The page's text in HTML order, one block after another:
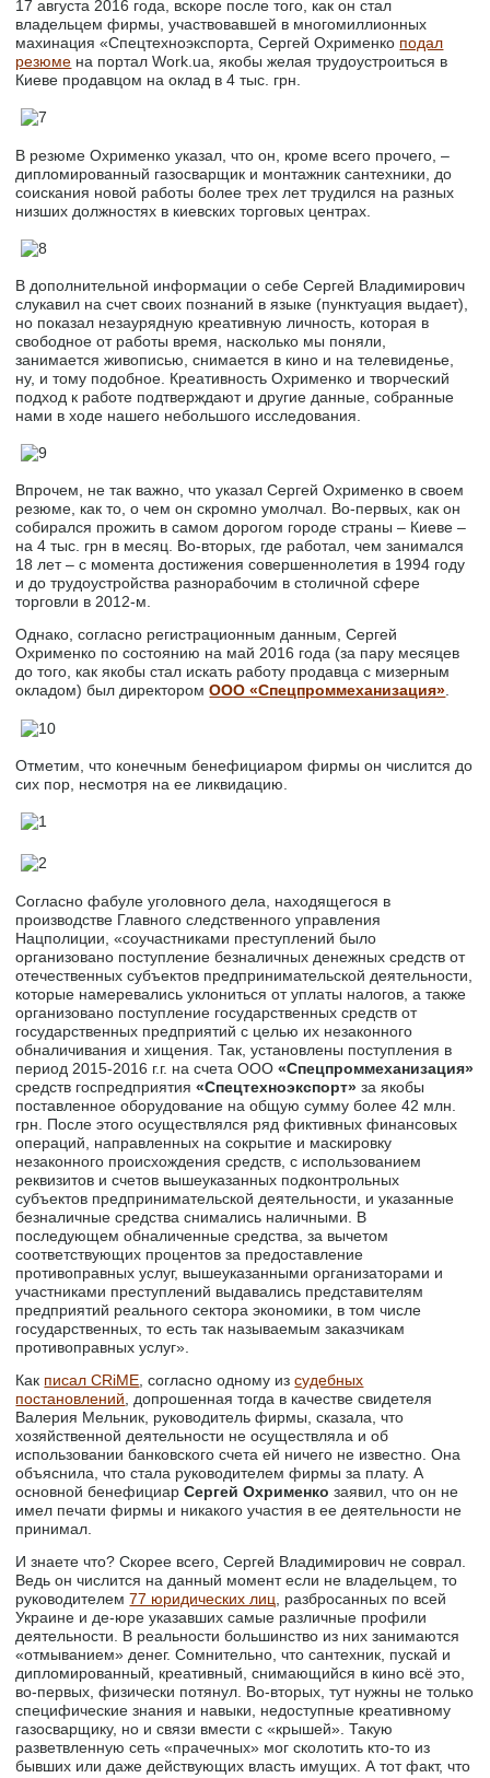
17 августа 2016 года, вскоре после того, как он стал
владельцем фирмы, участвовавшей в многомиллионных
махинация «Спецтехноэкспорта, Сергей Охрименко подал
резюме на портал Work.ua, якобы желая трудоустроиться в
Киеве продавцом на оклад в 4 тыс. грн.
В резюме Охрименко указал, что он, кроме всего прочего, –
дипломированный газосварщик и монтажник сантехники, до
соискания новой работы более трех лет трудился на разных
низших должностях в киевских торговых центрах.
В дополнительной информации о себе Сергей Владимирович
слукавил на счет своих познаний в языке (пунктуация выдает),
но показал незаурядную креативную личность, которая в
свободное от работы время, насколько мы поняли,
занимается живописью, снимается в кино и на телевиденье,
ну, и тому подобное. Креативность Охрименко и творческий
подход к работе подтверждают и другие данные, собранные
нами в ходе нашего небольшого исследования.
Впрочем, не так важно, что указал Сергей Охрименко в своем
резюме, как то, о чем он скромно умолчал. Во-первых, как он
собирался прожить в самом дорогом городе страны – Киеве –
на 4 тыс. грн в месяц. Во-вторых, где работал, чем занимался
18 лет – с момента достижения совершеннолетия в 1994 году
и до трудоустройства разнорабочим в столичной сфере
торговли в 2012-м.
Однако, согласно регистрационным данным, Сергей
Охрименко по состоянию на май 2016 года (за пару месяцев
до того, как якобы стал искать работу продавца с мизерным
окладом) был директоромООО «Спецпроммеханизация».
Отметим, что конечным бенефициаром фирмы он числится до
сих пор, несмотря на ее ликвидацию.
Согласно фабуле уголовного дела, находящегося в
производстве Главного следственного управления
Нацполиции, «соучастниками преступлений было
организовано поступление безналичных денежных средств от
отечественных субъектов предпринимательской деятельности,
которые намеревались уклониться от уплаты налогов, а также
организовано поступление государственных средств от
государственных предприятий с целью их незаконного
обналичивания и хищения. Так, установлены поступления в
период 2015-2016 г.г. на счета ООО«Спецпроммеханизация»
средств госпредприятия«Спецтехноэкспорт» за якобы
поставленное оборудование на общую сумму более 42 млн.
грн. После этого осуществлялся ряд фиктивных финансовых
операций, направленных на сокрытие и маскировку
незаконного происхождения средств, с использованием
реквизитов и счетов вышеуказанных подконтрольных
субъектов предпринимательской деятельности, и указанные
безналичные средства снимались наличными. В
последующем обналиченные средства, за вычетом
соответствующих процентов за предоставление
противоправных услуг, вышеуказанными организаторами и
участниками преступлений выдавались представителям
предприятий реального сектора экономики, в том числе
государственных, то есть так называемым заказчикам
противоправных услуг».
Как писал CRiME , согласно одному изсудебных
постановлений , допрошенная тогда в качестве свидетеля
Валерия Мельник, руководитель фирмы, сказала, что
хозяйственной деятельности не осуществляла и об
использовании банковского счета ей ничего не известно. Она
объяснила, что стала руководителем фирмы за плату. А
основной бенефициарСергей Охрименко заявил, что он не
имел печати фирмы и никакого участия в ее деятельности не
принимал.
И знаете что? Скорее всего, Сергей Владимирович не соврал.
Ведь он числится на данный момент если не владельцем, то
руководителем77 юридических лиц , разбросанных по всей
Украине и де-юре указавших самые различные профили
деятельности. В реальности большинство из них занимаются
«отмыванием» денег. Сомнительно, что сантехник, пускай и
дипломированный, креативный, снимающийся в кино всё это,
во-первых, физически потянул. Во-вторых, тут нужны не только
специфические знания и навыки, недоступные креативному
газосварщику, но и связи вмести с «крышей». Такую
разветвленную сеть «прачечных» мог сколотить кто-то из
бывших или даже действующих власть имущих. А тот факт, что